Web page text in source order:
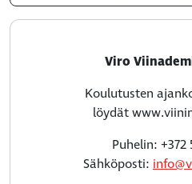
Viro
Koulutusten
löydät
Puhelin: +372
Sähköposti: